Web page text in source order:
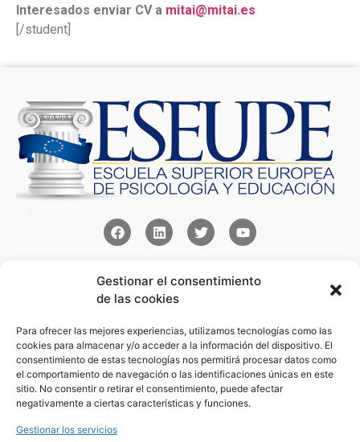
Gestionar el consentimiento
de las cookies
Para ofrecer las mejores experiencias, utilizamos tecnologías como las
cookies para almacenar y/o acceder a la información del dispositivo. El
consentimiento de estas tecnologías nos permitirá procesar datos como
el comportamiento de navegación o las identificaciones únicas en este
sitio. No consentir o retirar el consentimiento, puede afectar
negativamente a ciertas características y funciones.
Gestionar los servicios
Interesados enviar CV a mitai@mitai.es
[/student]
Contacto
Av Juan XXIII 15b Pozuelo de Alarcón – Madrid
admin@eseupe.com
Links
Norlan Digital Marketing Para Psicólogos
Psicólogos Pozuelo
Editorial Sentir